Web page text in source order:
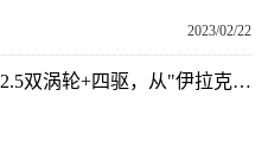
2023/02/22
【天天播资讯】三菱戈蓝移植2.5双涡轮+四驱，从"伊拉克车况"变身成走街范"靓仔"